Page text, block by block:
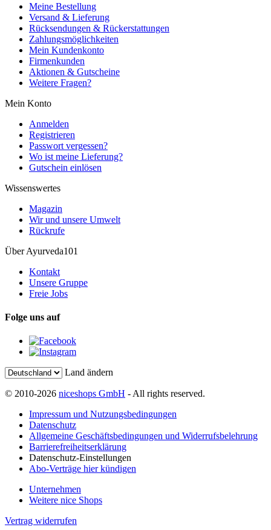
Meine Bestellung
Versand & Lieferung
Rücksendungen & Rückerstattungen
Zahlungsmöglichkeiten
Mein Kundenkonto
Firmenkunden
Aktionen & Gutscheine
Weitere Fragen?
Mein Konto
Anmelden
Registrieren
Passwort vergessen?
Wo ist meine Lieferung?
Gutschein einlösen
Wissenswertes
Magazin
Wir und unsere Umwelt
Rückrufe
Über Ayurveda101
Kontakt
Unsere Gruppe
Freie Jobs
Folge uns auf
Land ändern
© 2010-2026 niceshops GmbH - All rights reserved.
Impressum und Nutzungsbedingungen
Datenschutz
Allgemeine Geschäftsbedingungen und Widerrufsbelehrung
Barrierefreiheitserklärung
Datenschutz-Einstellungen
Abo-Verträge hier kündigen
Unternehmen
Weitere nice Shops
Vertrag widerrufen